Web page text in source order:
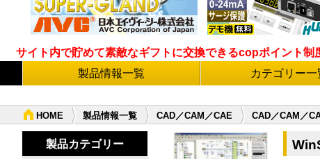
サイト内で貯めて素敵なギフトに交換できるcopポイント
製品情報一覧
カテゴリー一
HOME 製品情報一覧 CAD／CAM／CAE CAD／CAM／
製品カテゴリー